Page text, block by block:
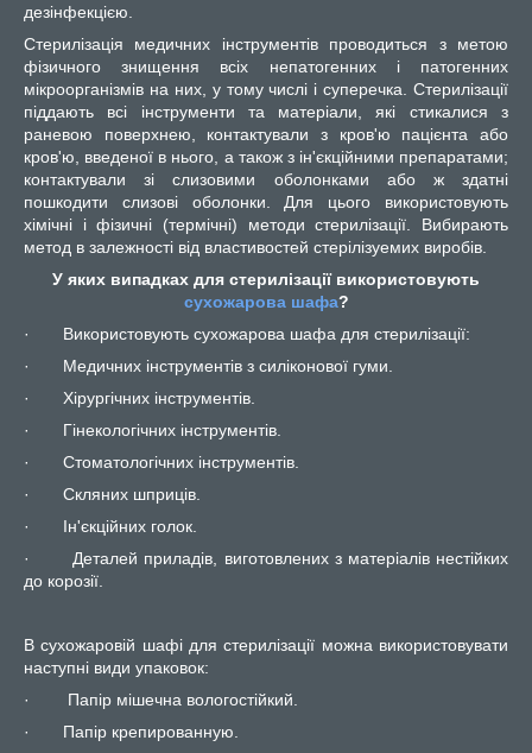
дезінфекцією.
Стерилізація медичних інструментів проводиться з метою
фізичного знищення всіх непатогенних і патогенних
мікроорганізмів на них, у тому числі і суперечка. Стерилізації
піддають всі інструменти та матеріали, які стикалися з
раневою поверхнею, контактували з кров'ю пацієнта або
кров'ю, введеної в нього, а також з ін'єкційними препаратами;
контактували зі слизовими оболонками або ж здатні
пошкодити слизові оболонки. Для цього використовують
хімічні і фізичні (термічні) методи стерилізації. Вибирають
метод в залежності від властивостей стерілізуемих виробів.
У яких випадках для стерилізації використовують
сухожарова шафа?
·
Використовують сухожарова шафа для стерилізації:
·
Медичних інструментів з силіконової гуми.
·
Хірургічних інструментів.
·
Гінекологічних інструментів.
·
Стоматологічних інструментів.
·
Скляних шприців.
·
Ін'єкційних голок.
·
Деталей приладів, виготовлених з матеріалів нестійких
до корозії.
В сухожаровій шафі для стерилізації можна використовувати
наступні види упаковок:
·
Папір мішечна вологостійкий.
·
Папір крепированную.